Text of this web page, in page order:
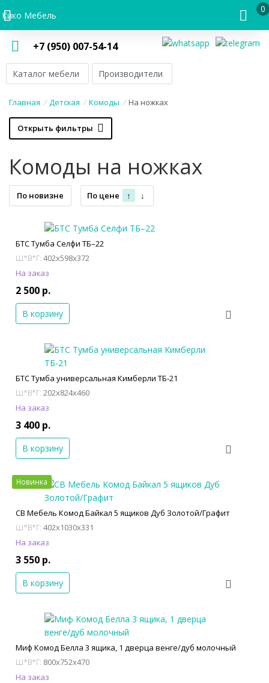
Кико Мебель
0
+7 (950) 007-54-14
Каталог мебели Производители
Главная / Детская / Комоды / На ножках
Открыть фильтры
Комоды на ножках
По новизне По цене ↑ ↓
БТС Тумба Селфи ТБ–22
Ш*В*Г: 402x598x372
На заказ
2 500 р.
В корзину
БТС Тумба универсальная Кимберли ТБ-21
Ш*В*Г: 202x824x460
На заказ
3 400 р.
В корзину
Новинка
СВ Мебель Комод Байкал 5 ящиков Дуб Золотой/Графит
Ш*В*Г: 402x1030x331
На заказ
3 550 р.
В корзину
Миф Комод Белла 3 ящика, 1 дверца венге/дуб молочный
Ш*В*Г: 800x752x470
На заказ